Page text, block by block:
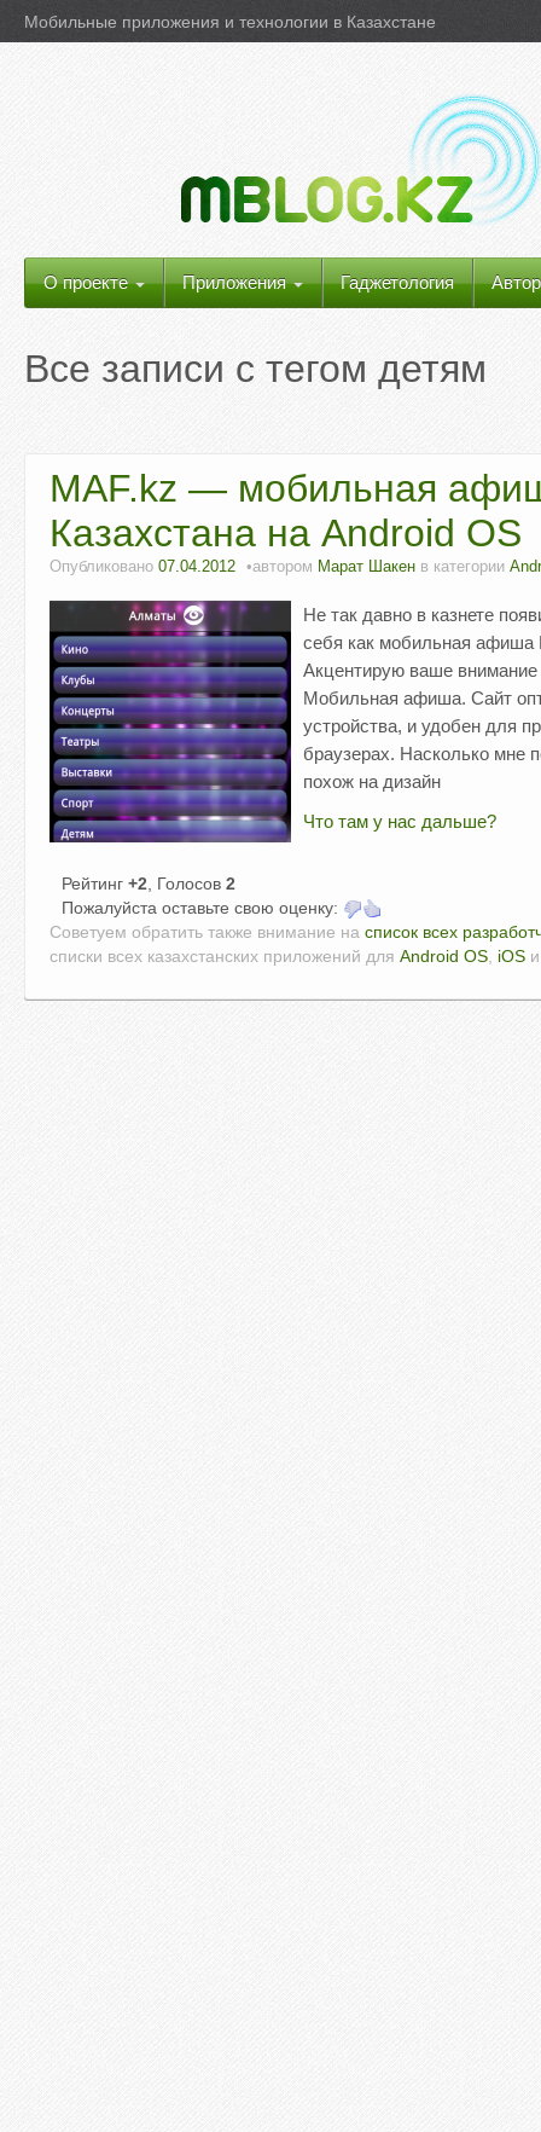
Мобильные приложения и технологии в Казахстане
О проекте Приложения Гаджетология
Все записи с тегом детям
MAF.kz — мобильная
Казахстана на Android OS
Опубликовано 07.04.2012 автором Марат Шакен в категории
Не так давно в казнете
себя как мобильная афиша
Акцентирую ваше внимание
Мобильная афиша. Сайт
устройства, и удобен для
браузерах. Насколько мне
похож на дизайн
Что там у нас дальше?
Рейтинг +2 , Голосов 2
Пожалуйста оставьте свою оценку:
Советуем обратить также внимание на список всех
списки всех казахстанских приложений для Android OS iOS